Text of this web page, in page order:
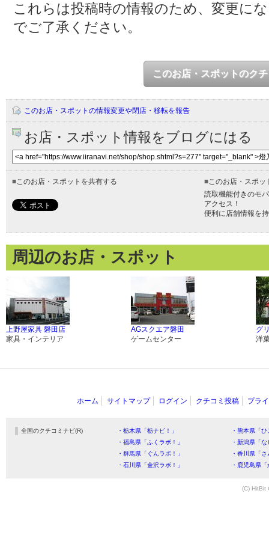
これらは投稿時の情報のため、変更に
でご了承ください。
このお店・スポットのク
このお店・スポットの情報変更や閉店・移転を報告
お店・スポット情報をブログにはる
■このお店・スポットを共有する ■このお店・スポッ
読取機能付きのモ
アクセス！
便利に店舗情報を
周辺のお店・スポット
上野屋家具 磐田店
家具・インテリア
AGスクエア磐田
ゲームセンター
グ
洋
ホーム サイトマップ ログイン クチコミ投稿 プラ
全国のクチコミナビ(R) ・栃木県「栃ナビ！」
・熊本県「
・福島県「ふくラボ！」
・新潟県「
・群馬県「ぐんラボ！」
・香川県「
・石川県「金沢ラボ！」
・鹿児島県
(C) HitBit